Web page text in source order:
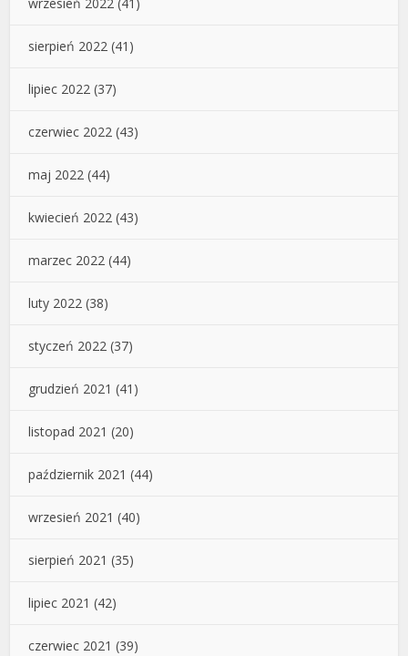
sierpień 2022 (41)
lipiec 2022 (37)
czerwiec 2022 (43)
maj 2022 (44)
kwiecień 2022 (43)
marzec 2022 (44)
luty 2022 (38)
styczeń 2022 (37)
grudzień 2021 (41)
listopad 2021 (20)
październik 2021 (44)
wrzesień 2021 (40)
sierpień 2021 (35)
lipiec 2021 (42)
czerwiec 2021 (39)